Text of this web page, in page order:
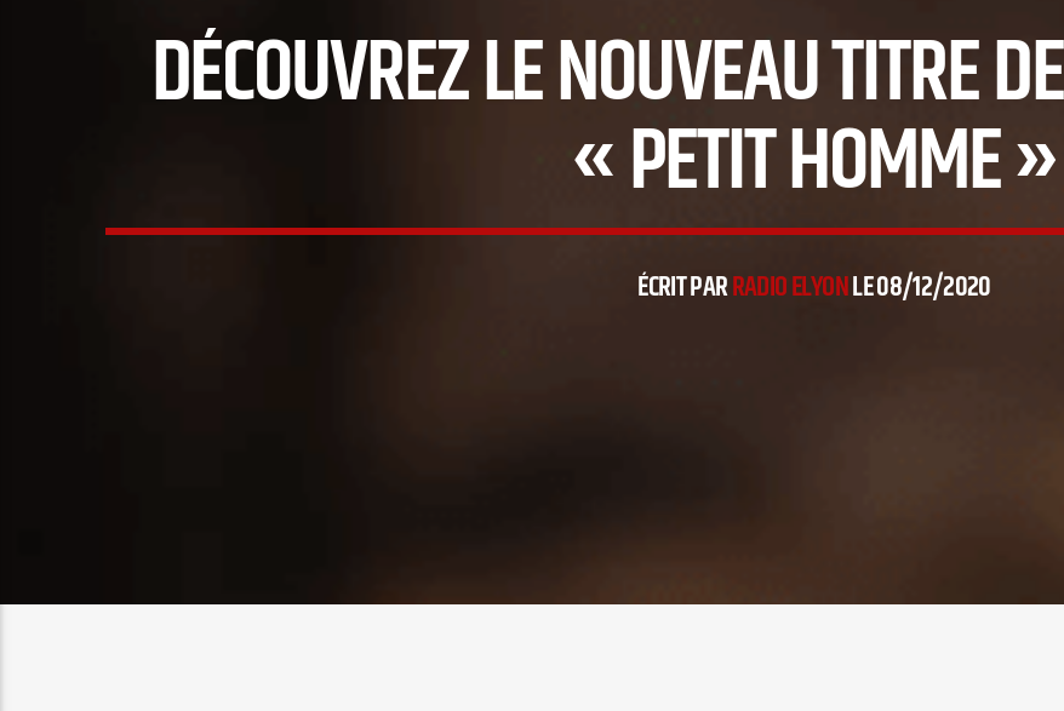
DÉCOUVREZ LE NOUVEAU TITRE
« PETIT HOMME »
ÉCRIT PARRADIO ELYONLE 08/12/2020